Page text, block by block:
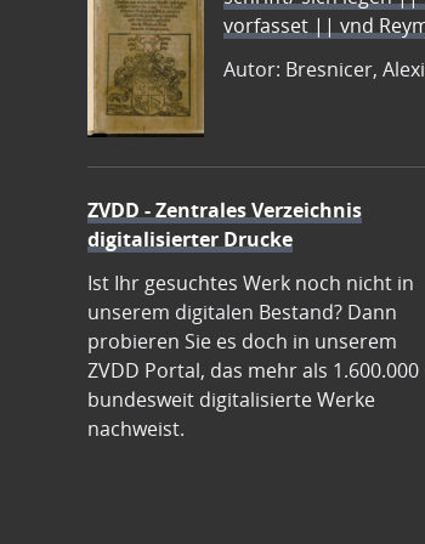
vorfasset || vnd
Autor: Bresnicer,
ZVDD - Zentrales Verzeichnis
digitalisierter Drucke
Ist Ihr gesuchtes Werk noch nicht in
unserem digitalen Bestand? Dann
probieren Sie es doch in unserem
ZVDD Portal, das mehr als 1.600.000
bundesweit digitalisierte Werke
nachweist.